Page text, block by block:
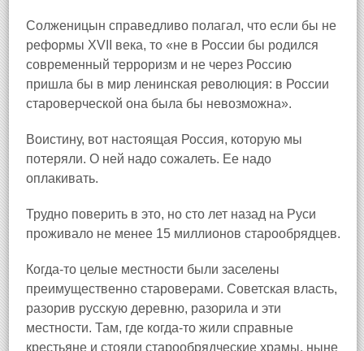
Солженицын справедливо полагал, что если бы не
реформы XVII века, то «не в России бы родился
современный терроризм и не через Россию
пришла бы в мир ленинская революция: в России
староверческой она была бы невозможна».
Воистину, вот настоящая Россия, которую мы
потеряли. О ней надо сожалеть. Ее надо
оплакивать.
Трудно поверить в это, но сто лет назад на Руси
проживало не менее 15 миллионов старообрядцев.
Когда‑то целые местности были заселены
преимущественно староверами. Советская власть,
разорив русскую деревню, разорила и эти
местности. Там, где когда‑то жили справные
крестьяне и стояли старообрядческие храмы, ныне